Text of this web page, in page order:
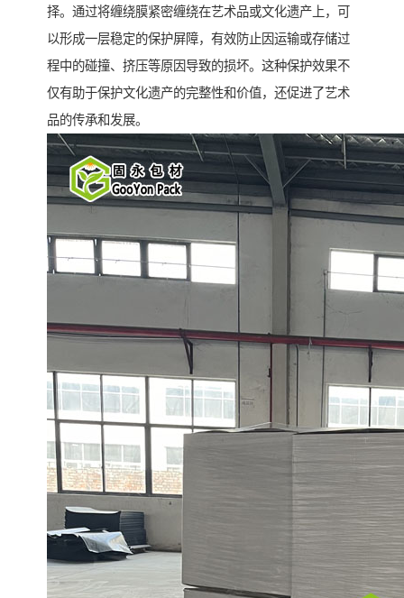
择。通过将缠绕膜紧密缠绕在艺术品或文化遗产上，可
以形成一层稳定的保护屏障，有效防止因运输或存储过
程中的碰撞、挤压等原因导致的损坏。这种保护效果不
仅有助于保护文化遗产的完整性和价值，还促进了艺术
品的传承和发展。